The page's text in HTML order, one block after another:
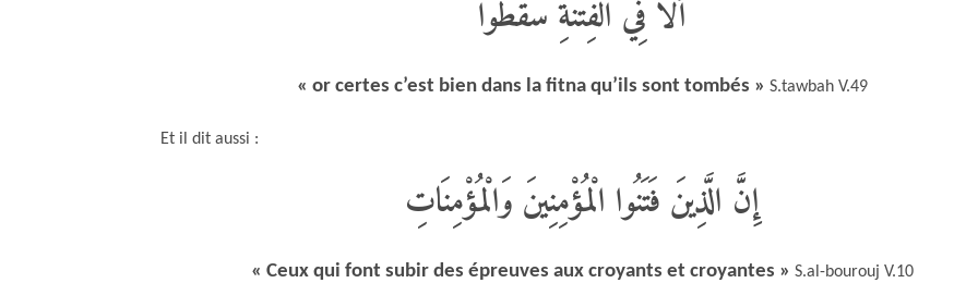
أَلَا فِي الْفِتْنَةِ سَقَطُوا
« or certes c’est bien dans la fitna qu’ils sont tombés » S.tawbah V.49
Et il dit aussi :
إِنَّ الَّذِينَ فَتَنُوا الْمُؤْمِنِينَ وَالْمُؤْمِنَاتِ
« Ceux qui font subir des épreuves aux croyants et croyantes » S.al-bourouj V.10